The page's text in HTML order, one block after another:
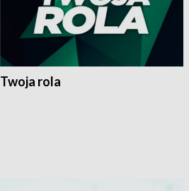
Twoja rola